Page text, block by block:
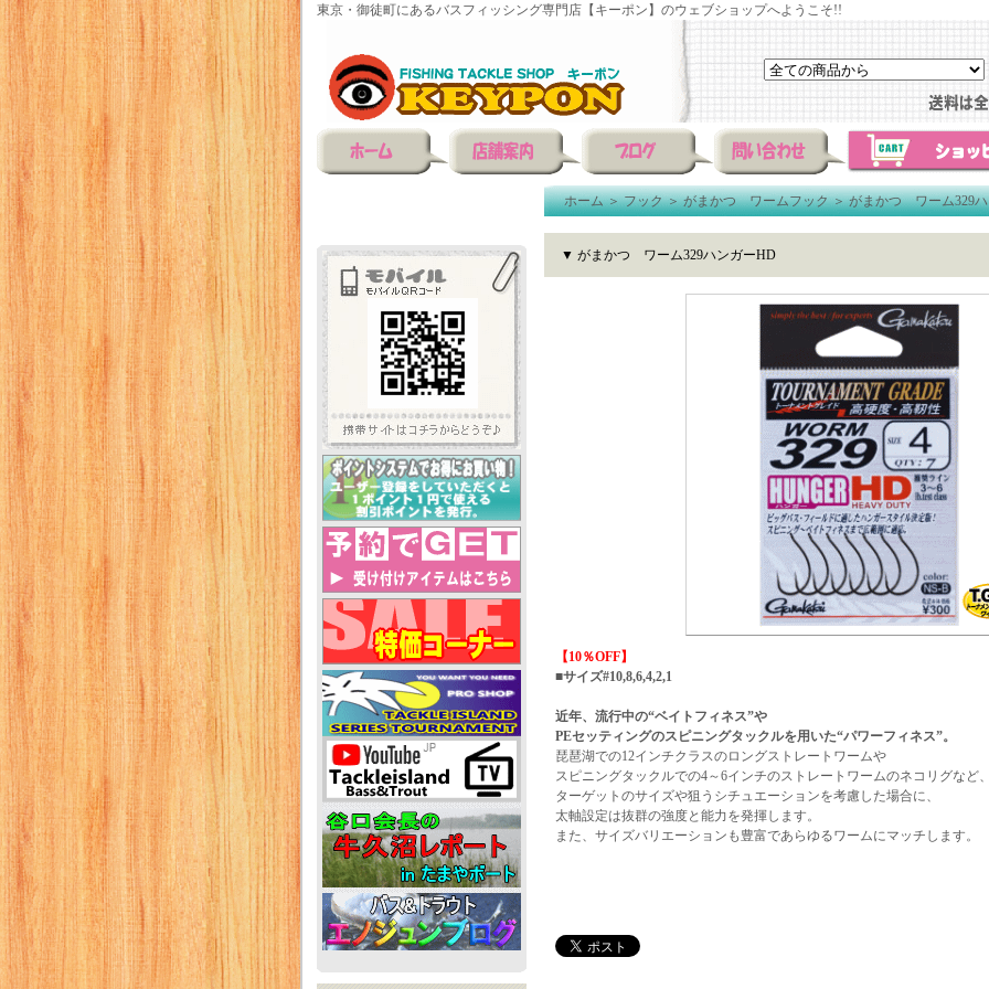
東京・御徒町にあるバスフィッシング専門店【キーポン】のウェブショップへようこそ!!
ホーム＞フック＞がまかつ ワームフック＞がまかつ ワーム329
▼ がまかつ ワーム329ハンガーHD
【10％OFF】
■サイズ#10,8,6,4,2,1
近年、流行中の“ベイトフィネス”や
PEセッティングのスピニングタックルを用いた“パワーフィネス”。
琵琶湖での12インチクラスのロングストレートワームや
スピニングタックルでの4～6インチのストレートワームのネコリグなど
ターゲットのサイズや狙うシチュエーションを考慮した場合に、
太軸設定は抜群の強度と能力を発揮します。
また、サイズバリエーションも豊富であらゆるワームにマッチします。